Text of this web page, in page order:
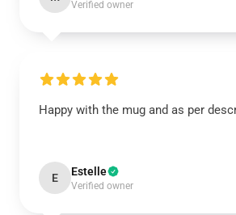
Verified owner
Happy with the mug and as per
E Estelle
Verified owner